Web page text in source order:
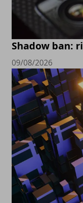
Shadow ban:
09/08/2026